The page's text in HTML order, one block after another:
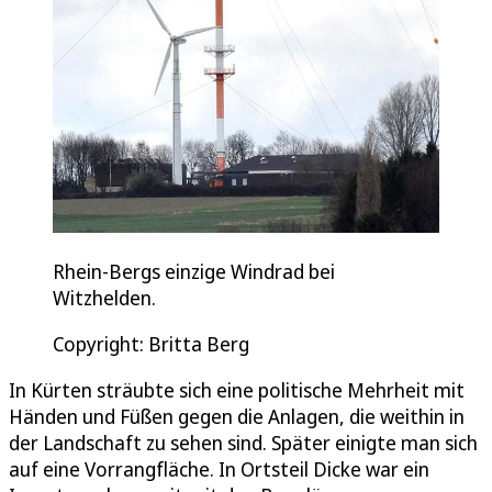
Rhein-Bergs einzige Windrad bei
Witzhelden.
Copyright: Britta Berg
In Kürten sträubte sich eine politische Mehrheit mit
Händen und Füßen gegen die Anlagen, die weithin in
der Landschaft zu sehen sind. Später einigte man sich
auf eine Vorrangfläche. In Ortsteil Dicke war ein